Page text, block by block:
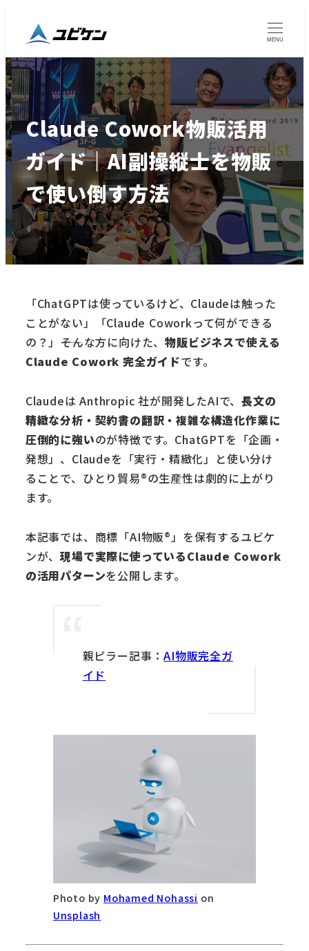
MENU
Claude Cowork物販活用
ガイド｜AI副操縦士を物販
で使い倒す方法
「ChatGPTは使っているけど、Claudeは触った
ことがない」「Claude Coworkって何ができる
の？」――そんな方に向けた、物販ビジネスで使える
Claude Cowork 完全ガイドです。
Claudeは Anthropic 社が開発したAIで、長文の
精緻な分析・契約書の翻訳・複雑な構造化作業に
圧倒的に強いのが特徴です。ChatGPTを「企画・
発想」、Claudeを「実行・精緻化」と使い分け
ることで、ひとり貿易®の生産性は劇的に上がり
ます。
本記事では、商標「AI物販®」を保有するユビケ
ンが、現場で実際に使っているClaude Cowork
の活用パターンを公開します。
親ピラー記事：AI物販完全ガ
イド
Photo by Mohamed Nohassi on
Unsplash